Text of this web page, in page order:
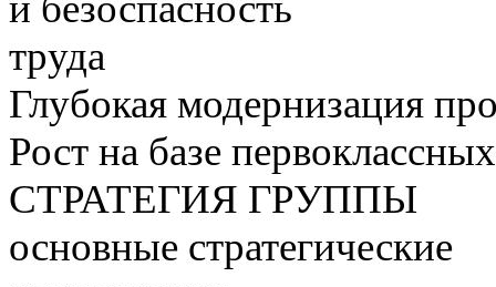
труда
Глубокая модернизация
Рост на базе
СТРАТЕГИЯ ГРУППЫ
основные стратегические